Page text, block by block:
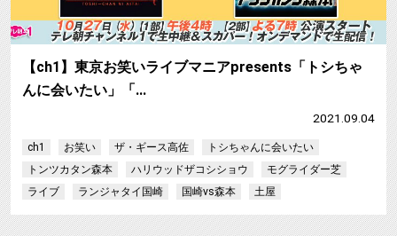
【ch1】東京お笑いライブマニアpresents「トシちゃ
んに会いたい」「…
2021.09.04
ch1 お笑い ザ・ギース高佐
トシちゃんに会いたい
トンツカタン森本
ハリウッドザコシショウ
モグライダー芝
ライブ
ランジャタイ国崎 国崎vs森本 土屋